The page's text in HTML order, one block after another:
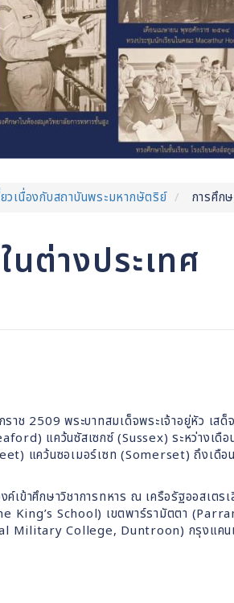
วเนื่องกับสถาบันพระมหากษัตริย์ การศึก
นต่างประเทศ
2509 พระบาทสมเด็จพระเจ้าอยู่หัว เสด็
แคว้นซัสเซกซ์ (Sussex) ระหว่างเ
แคว้นซอเมอร์เซท (Somerset) ถึงเดือ
ข้าศึกษาวิชาการทหาร ณ เครือรัฐออสเตร
King’s School) เขตพาร์รามัตตา
Military College, Duntroon) กรุงแคนเ